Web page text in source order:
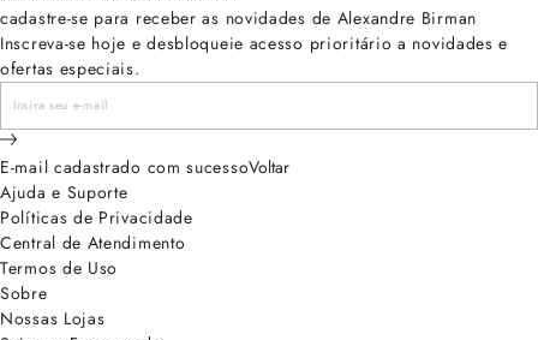
cadastre-se para receber as novidades de Alexandre Birman
Inscreva-se hoje e desbloqueie acesso prioritário a novidades e
ofertas especiais.
E-mail cadastrado com sucessoVoltar
Ajuda e Suporte
Políticas de Privacidade
Central de Atendimento
Termos de Uso
Sobre
Nossas Lojas